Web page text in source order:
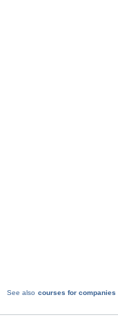
See also courses for companies